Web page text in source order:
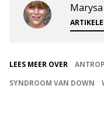
LEES MEER OVER
SYNDROOM VAN DOWN